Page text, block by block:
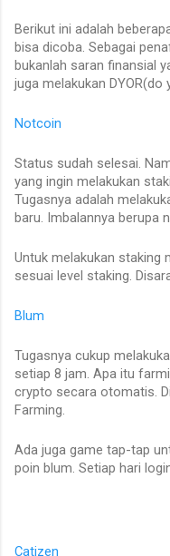
Berikut ini adalah
bisa dicoba. Sebagai
bukanlah saran finansial
juga melakukan DYOR(do
Notcoin
Status sudah selesai.
yang ingin melakukan
Tugasnya adalah
baru. Imbalannya berupa
Untuk melakukan staking
sesuai level staking.
Blum
Tugasnya cukup
setiap 8 jam. Apa itu
crypto secara otomatis.
Farming.
Ada juga game tap-tap
poin blum. Setiap hari
Catizen